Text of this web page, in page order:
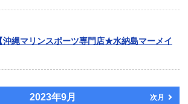
沖縄マリンスポーツ専門店★水納島マーメイ
2023年9月 次月